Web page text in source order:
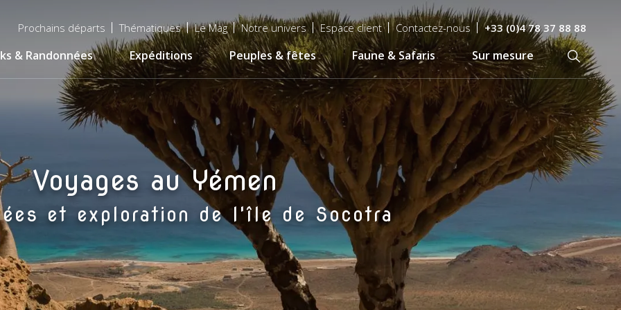
Menu
Prochains départs Thématiques Le Mag Notre univers Espace client Contactez-nous +33 (0)4 78 37 88 88
& Randonnées Expéditions Peuples & fêtes Faune & Safaris Sur mesure
Voyages au Yémen
et exploration de l'île de Socotra